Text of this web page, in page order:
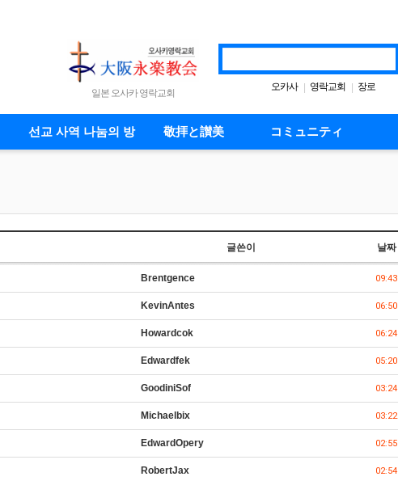
일본 오사카 영락교회
오카사 | 영락교회 | 장로
선교 사역 나눔의 방 敬拝と讃美 コミュニティ
글쓴이 날짜
Brentgence 09:43
KevinAntes 06:50
Howardcok 06:24
Edwardfek 05:20
GoodiniSof 03:24
Michaelbix 03:22
EdwardOpery 02:55
RobertJax 02:54